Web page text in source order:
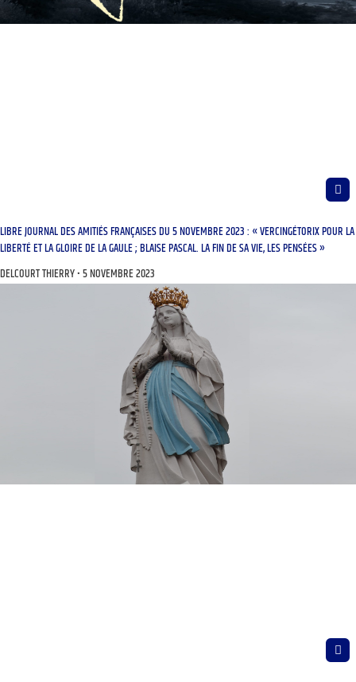
LIBRE JOURNAL DES AMITIÉS FRANÇAISES DU 5 NOVEMBRE 2023 : « VERCINGÉTORIX POUR LA
LIBERTÉ ET LA GLOIRE DE LA GAULE ; BLAISE PASCAL. LA FIN DE SA VIE, LES PENSÉES »
DELCOURT THIERRY 5 NOVEMBRE 2023